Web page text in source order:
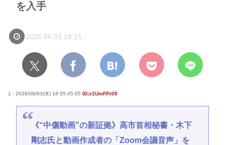
を入手
2026.06.03 19:15
1 : 2026/06/03(水) 18:55:45.05 ID:x1UmFPr09
《“中傷動画”の新証拠》高市首相秘書・木下
剛志氏と動画作成者の「Zoom会議音声」を